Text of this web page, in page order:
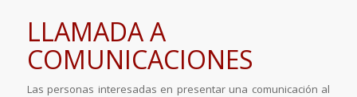
LLAMADA A
COMUNICACIONES
Las personas interesadas en presentar una comunicación al